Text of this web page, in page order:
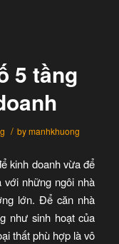
5 tầng
/ bymanhkhuong
kinh doanh vừa để
với những ngôi nhà
lớn. Để căn nhà
như sinh hoạt của
thất phù hợp là vô